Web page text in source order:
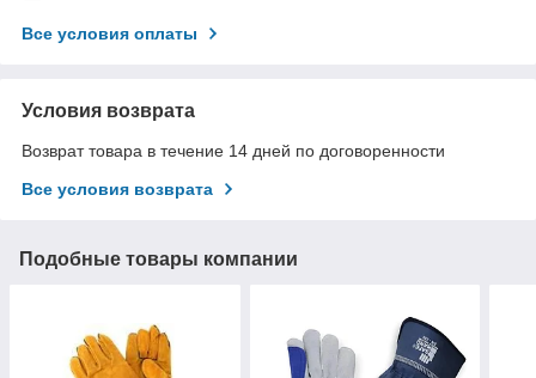
Все условия оплаты
Условия возврата
Возврат товара в течение 14 дней по договоренности
Все условия возврата
Подобные товары компании